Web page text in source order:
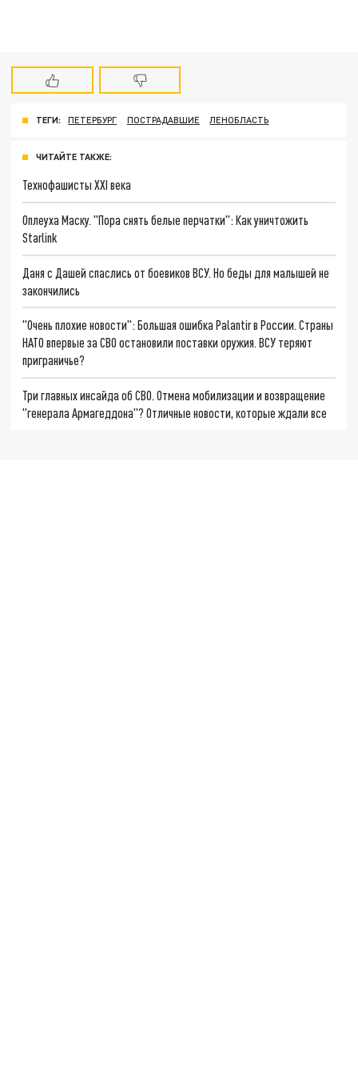
ТЕГИ: ПЕТЕРБУРГ ПОСТРАДАВШИЕ ЛЕНОБЛАСТЬ
ЧИТАЙТЕ ТАКЖЕ:
Технофашисты XXI века
Оплеуха Маску. "Пора снять белые перчатки": Как уничтожить
Starlink
Даня с Дашей спаслись от боевиков ВСУ. Но беды для малышей не
закончились
"Очень плохие новости": Большая ошибка Palantir в России. Страны
НАТО впервые за СВО остановили поставки оружия. ВСУ теряют
приграничье?
Три главных инсайда об СВО. Отмена мобилизации и возвращение
"генерала Армагеддона"? Отличные новости, которые ждали все